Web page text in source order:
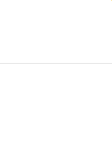
header-icon-text
account